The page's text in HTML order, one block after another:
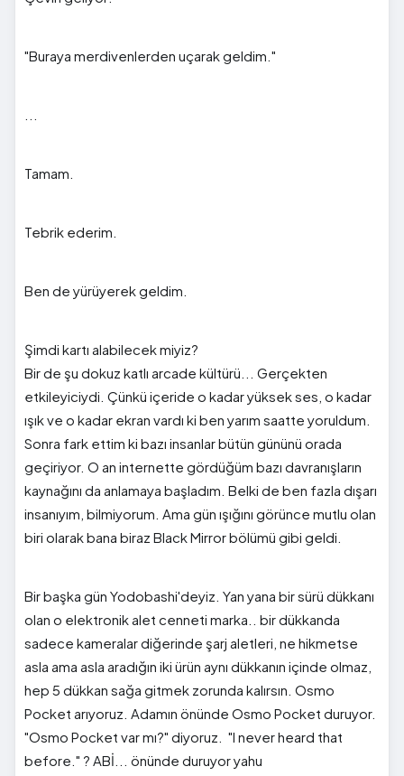
"Buraya merdivenlerden uçarak geldim."
Tamam.
Tebrik ederim.
Ben de yürüyerek geldim.
Şimdi kartı alabilecek miyiz?
Bir de şu dokuz katlı arcade kültürü... Gerçekten
etkileyiciydi. Çünkü içeride o kadar yüksek ses, o kadar
ışık ve o kadar ekran vardı ki ben yarım saatte yoruldum.
Sonra fark ettim ki bazı insanlar bütün gününü orada
geçiriyor. O an internette gördüğüm bazı davranışların
kaynağını da anlamaya başladım. Belki de ben fazla dışarı
insanıyım, bilmiyorum. Ama gün ışığını görünce mutlu olan
biri olarak bana biraz Black Mirror bölümü gibi geldi.
Bir başka gün Yodobashi'deyiz. Yan yana bir sürü dükkanı
olan o elektronik alet cenneti marka.. bir dükkanda
sadece kameralar diğerinde şarj aletleri, ne hikmetse
asla ama asla aradığın iki ürün aynı dükkanın içinde olmaz,
hep 5 dükkan sağa gitmek zorunda kalırsın. Osmo
Pocket arıyoruz. Adamın önünde Osmo Pocket duruyor.
"Osmo Pocket var mı?" diyoruz. "I never heard that
before." ? ABİ... önünde duruyor yahu